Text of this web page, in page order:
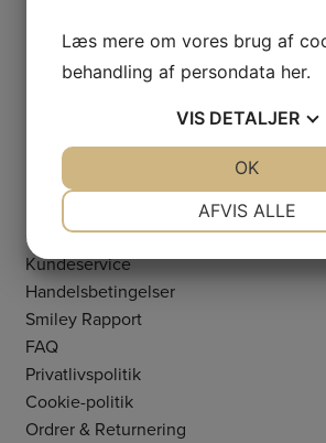
LINKS
Om butikken
Kundeservice
Handelsbetingelser
Smiley Rapport
FAQ
Privatlivspolitik
Cookie-politik
Ordrer & Returnering
Læs mere om vores brug af
behandling af persondata her.
VIS DETALJER
AFVIS ALLE
OK